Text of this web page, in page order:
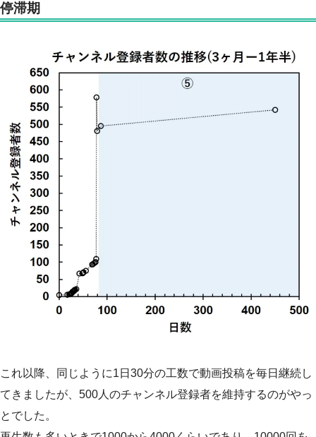
停滞期
これ以降、同じように1日30分の工数で動画投稿を毎日継続し
てきましたが、500人のチャンネル登録者を維持するのがやっ
とでした。